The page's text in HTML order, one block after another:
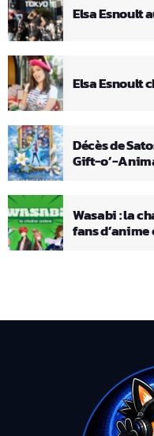
Elsa Esnoult
Elsa Esnoult
Décès de
Gift-o’-
Wasabi : la
fans d’anime